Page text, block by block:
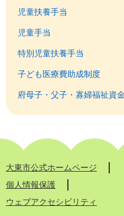
児童扶養手当
児童手当
特別児童扶養手当
子ども医療費助成制度
府母子・父子・寡婦福祉資
大東市公式ホームページ
個人情報保護
ウェブアクセシビリティ